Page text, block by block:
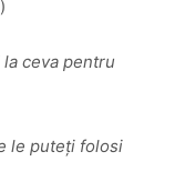
ceva pentru
le puteți folosi